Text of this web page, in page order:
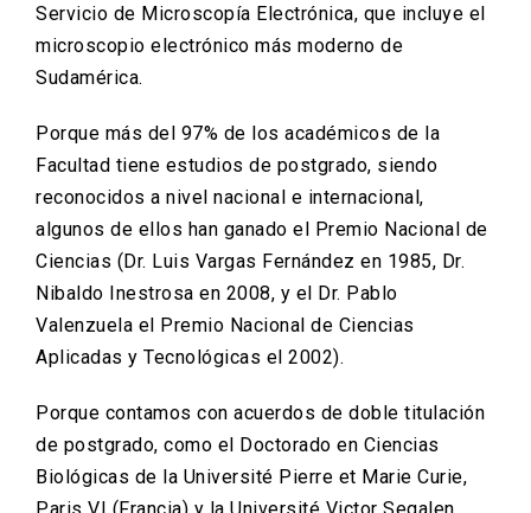
Servicio de Microscopía Electrónica, que incluye el
microscopio electrónico más moderno de
Sudamérica.
Porque más del 97% de los académicos de la
Facultad tiene estudios de postgrado, siendo
reconocidos a nivel nacional e internacional,
algunos de ellos han ganado el Premio Nacional de
Ciencias (Dr. Luis Vargas Fernández en 1985, Dr.
Nibaldo Inestrosa en 2008, y el Dr. Pablo
Valenzuela el Premio Nacional de Ciencias
Aplicadas y Tecnológicas el 2002).
Porque contamos con acuerdos de doble titulación
de postgrado, como el Doctorado en Ciencias
Biológicas de la Université Pierre et Marie Curie,
Paris VI (Francia) y la Université Victor Segalen